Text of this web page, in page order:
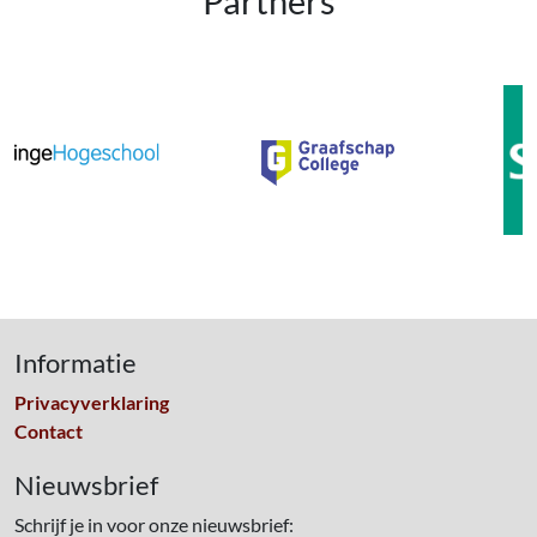
Informatie
Privacyverklaring
Contact
Nieuwsbrief
Schrijf je in voor onze nieuwsbrief: